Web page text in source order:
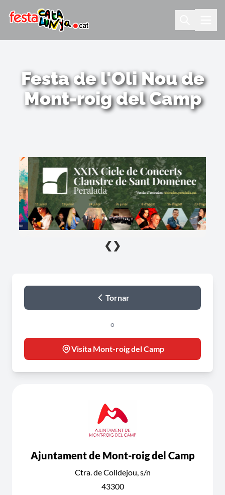
Festa de l'Oli Nou de
Mont-roig del Camp
❮ ❯
Tornar
o
Visita Mont-roig del Camp
Ajuntament de Mont-roig del Camp
Ctra. de Colldejou, s/n
43300